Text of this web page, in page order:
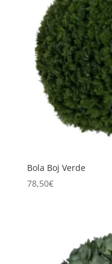
Bola Boj Verde
78,50€